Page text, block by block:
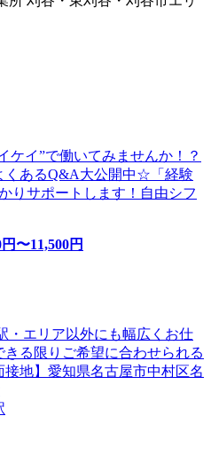
ケイ”で働いてみませんか！？
くあるQ&A大公開中☆「経験
りサポートします！自由シフ
円〜11,500円
エリア以外にも幅広くお仕
る限りご希望に合わせられる
地】愛知県名古屋市中村区名